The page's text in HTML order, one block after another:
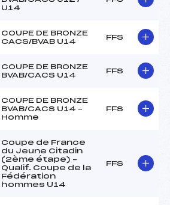
U14
COUPE DE BRONZE
CACS/BVAB U14
FFS
COUPE DE BRONZE
BVAB/CACS U14
FFS
COUPE DE BRONZE
BVAB/CACS U14 –
Homme
FFS
Coupe de France
du Jeune Citadin
(2ème étape) –
Qualif. Coupe de la
Fédération
hommes U14
FFS